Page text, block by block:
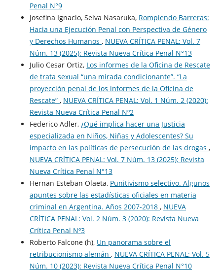
Penal N°9
Josefina Ignacio, Selva Nasaruka, Rompiendo Barreras:
Hacia una Ejecución Penal con Perspectiva de Género
y Derechos Humanos , NUEVA CRÍTICA PENAL: Vol. 7
Núm. 13 (2025): Revista Nueva Crí­tica Penal N°13
Julio Cesar Ortiz, Los informes de la Oficina de Rescate
de trata sexual “una mirada condicionante”. “La
proyección penal de los informes de la Oficina de
Rescate” , NUEVA CRÍTICA PENAL: Vol. 1 Núm. 2 (2020):
Revista Nueva Crítica Penal Nº2
Federico Adler, ¿Qué implica hacer una Justicia
especializada en Niños, Niñas y Adolescentes? Su
impacto en las políticas de persecución de las drogas ,
NUEVA CRÍTICA PENAL: Vol. 7 Núm. 13 (2025): Revista
Nueva Crí­tica Penal N°13
Hernan Esteban Olaeta, Punitivismo selectivo. Algunos
apuntes sobre las estadísticas oficiales en materia
criminal en Argentina. Años 2007-2018 , NUEVA
CRÍTICA PENAL: Vol. 2 Núm. 3 (2020): Revista Nueva
Crítica Penal Nº3
Roberto Falcone (h), Un panorama sobre el
retribucionismo alemán , NUEVA CRÍTICA PENAL: Vol. 5
Núm. 10 (2023): Revista Nueva Crí­tica Penal N°10